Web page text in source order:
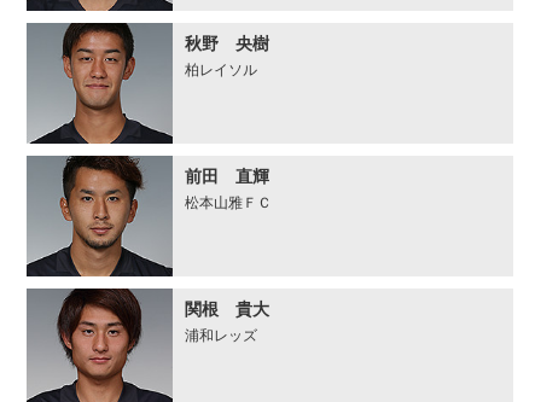
秋野 央樹
柏レイソル
前田 直輝
松本山雅ＦＣ
関根 貴大
浦和レッズ